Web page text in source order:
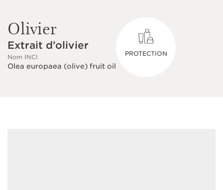
Olivier
Extrait d’olivier
Nom INCI
Olea europaea (olive) fruit oil
PROTECTION